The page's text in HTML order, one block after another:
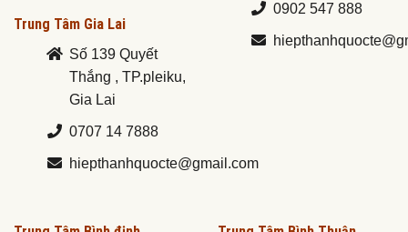
Trung Tâm Gia Lai
Số 139 Quyết
Thắng , TP.pleiku,
Gia Lai
0707 14 7888
hiepthanhquocte@gmail.com
0902 547 888